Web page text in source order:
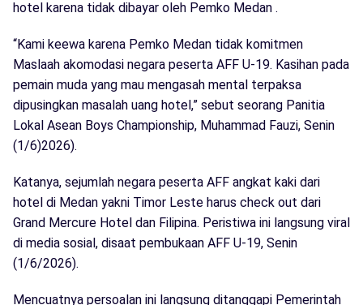
hotel karena tidak dibayar oleh Pemko Medan .
“Kami keewa karena Pemko Medan tidak komitmen
Maslaah akomodasi negara peserta AFF U-19. Kasihan pada
pemain muda yang mau mengasah mental terpaksa
dipusingkan masalah uang hotel,” sebut seorang Panitia
Lokal Asean Boys Championship, Muhammad Fauzi, Senin
(1/6)2026).
Katanya, sejumlah negara peserta AFF angkat kaki dari
hotel di Medan yakni Timor Leste harus check out dari
Grand Mercure Hotel dan Filipina. Peristiwa ini langsung viral
di media sosial, disaat pembukaan AFF U-19, Senin
(1/6/2026).
Mencuatnya persoalan ini langsung ditanggapi Pemerintah